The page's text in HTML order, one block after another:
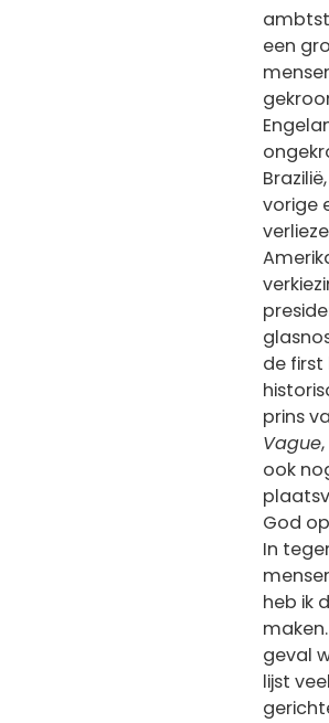
een
vorige
de
prins
Vague
ook
God
In
heb ik
geval
lijst